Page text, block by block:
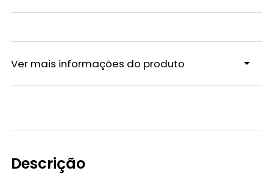
Ver mais informações do produto
Descrição